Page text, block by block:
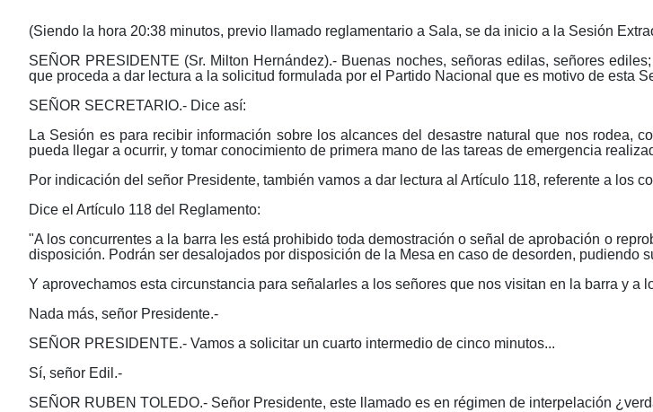
(Siendo la hora 20:38 minutos, previo llamado reglamentario a Sala, se da inicio a la Sesión
SEÑOR PRESIDENTE (Sr. Milton Hernández).- Buenas noches, señoras edilas, señores
que proceda a dar lectura a la solicitud formulada por el Partido Nacional que es motivo de esta
SEÑOR SECRETARIO.- Dice así:
La Sesión es para recibir información sobre los alcances del desastre natural que nos rodea,
pueda llegar a ocurrir, y tomar conocimiento de primera mano de las tareas de emergencia
Por indicación del señor Presidente, también vamos a dar lectura al Artículo 118, referente a los
Dice el Artículo 118 del Reglamento:
"A los concurrentes a la barra les está prohibido toda demostración o señal de aprobación o
disposición. Podrán ser desalojados por disposición de la Mesa en caso de desorden, pudiendo
Y aprovechamos esta circunstancia para señalarles a los señores que nos visitan en la barra y a
Nada más, señor Presidente.-
SEÑOR PRESIDENTE.- Vamos a solicitar un cuarto intermedio de cinco minutos...
Sí, señor Edil.-
SEÑOR RUBEN TOLEDO.- Señor Presidente, este llamado es en régimen de interpelación